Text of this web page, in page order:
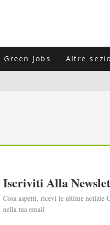
Green Jobs Altre
L'ITALIA
Iscriviti Alla
Cosa aspetti, ricevi le ultime notizie
nella tua email